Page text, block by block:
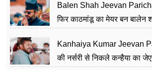
Balen Shah Jeevan
फिर काठमांडू का मेयर बन बालेन
Kanhaiya Kumar Jeevan
की नर्सरी से निकले कन्हैया का